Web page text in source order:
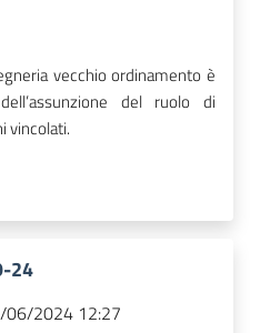
vecchio ordinamento è
del ruolo di
vincolati.
24
06/2024 12:27